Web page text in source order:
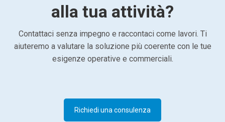
alla tua attività?
Contattaci senza impegno e raccontaci come lavori. Ti
aiuteremo a valutare la soluzione più coerente con le tue
esigenze operative e commerciali.
Richiedi una consulenza